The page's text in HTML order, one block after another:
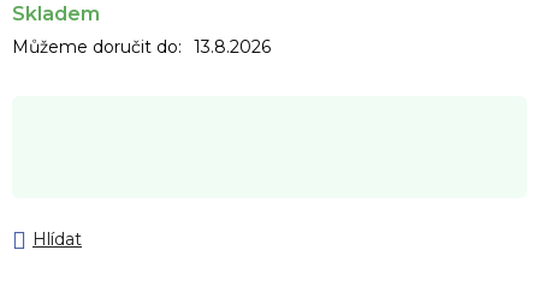
Skladem
Můžeme doručit do: 13.8.2026
Hlídat